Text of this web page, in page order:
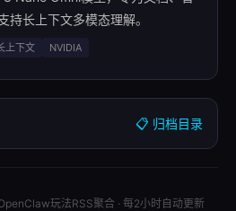
长上下文多模态理解。
上下文 NVIDIA
📋 归档目录
玩法RSS聚合 · 每2小时自动更新